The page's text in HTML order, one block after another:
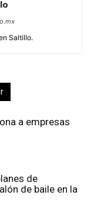
Saltillo.
a empresas
de
de baile en la